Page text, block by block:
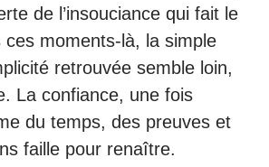
de l’insouciance qui fait le
ces moments-là, la simple
retrouvée semble loin,
La confiance, une fois
du temps, des preuves et
faille pour renaître.